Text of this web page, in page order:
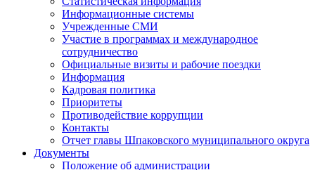
Информационные системы
Учрежденные СМИ
Участие в программах и международное
сотрудничество
Официальные визиты и рабочие поездки
Информация
Кадровая политика
Приоритеты
Противодействие коррупции
Контакты
Отчет главы Шпаковского муниципального округа
Документы
Положение об администрации